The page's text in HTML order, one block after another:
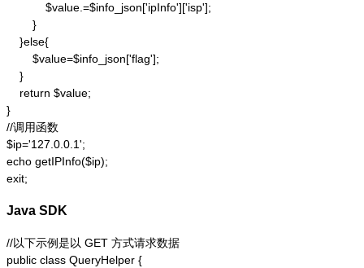
            $value.=$info_json['ipInfo']['isp'];
        }
    }else{
        $value=$info_json['flag'];
    }
    return $value;
}
//调用函数
$ip='127.0.0.1';
echo getIPInfo($ip);
exit;
Java SDK
//以下示例是以 GET 方式请求数据
public class QueryHelper {